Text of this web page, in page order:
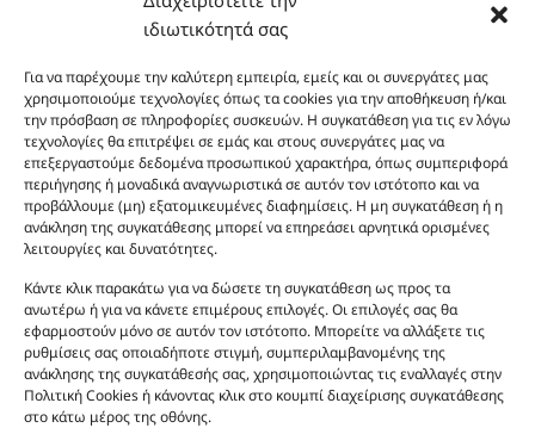
ιδιωτικότητά σας
Για να παρέχουμε την καλύτερη εμπειρία, εμείς και οι συνεργάτες μας
χρησιμοποιούμε τεχνολογίες όπως τα cookies για την αποθήκευση ή/και
την πρόσβαση σε πληροφορίες συσκευών. Η συγκατάθεση για τις εν λόγω
τεχνολογίες θα επιτρέψει σε εμάς και στους συνεργάτες μας να
επεξεργαστούμε δεδομένα προσωπικού χαρακτήρα, όπως συμπεριφορά
περιήγησης ή μοναδικά αναγνωριστικά σε αυτόν τον ιστότοπο και να
προβάλλουμε (μη) εξατομικευμένες διαφημίσεις. Η μη συγκατάθεση ή η
ανάκληση της συγκατάθεσης μπορεί να επηρεάσει αρνητικά ορισμένες
λειτουργίες και δυνατότητες.
Κάντε κλικ παρακάτω για να δώσετε τη συγκατάθεση ως προς τα
ανωτέρω ή για να κάνετε επιμέρους επιλογές. Οι επιλογές σας θα
εφαρμοστούν μόνο σε αυτόν τον ιστότοπο. Μπορείτε να αλλάξετε τις
ρυθμίσεις σας οποιαδήποτε στιγμή, συμπεριλαμβανομένης της
ανάκλησης της συγκατάθεσής σας, χρησιμοποιώντας τις εναλλαγές στην
Πολιτική Cookies ή κάνοντας κλικ στο κουμπί διαχείρισης συγκατάθεσης
στο κάτω μέρος της οθόνης.
Europaea (Olive) Fruit Olive Oil, Sodium Benzoate, Sodium Sulfate, Citric
Acid.
Οι φωτογραφίες των προϊόντων είναι ενδεικτικές
και δεν είναι προς πώληση το εικονιζόμενο προϊόν.
Σκοπός τους είναι η διευκόλυνση της επιλογής σας.
Σε καμία περίπτωση δεν αντιστοιχούν στα
αυθεντικά αρώματα και δεν ανταποκρίνονται στην
πραγματικότητα. Πρόθεση της επιχείρησης μας δεν
είναι η παραπλάνηση και η εξαπάτηση του
καταναλωτή. Όλα μας τα προϊόντα είναι τύπου, σε